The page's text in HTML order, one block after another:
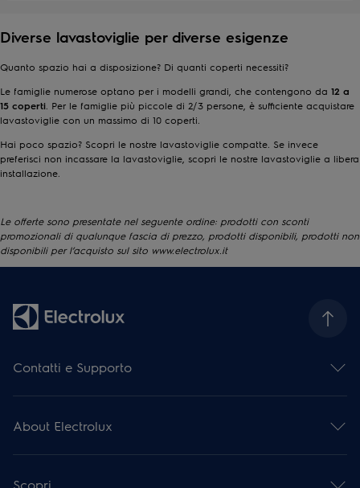
Diverse lavastoviglie per diverse esigenze
Quanto spazio hai a disposizione? Di quanti coperti necessiti?
Le famiglie numerose optano per i modelli grandi, che contengono da 12 a
15 coperti . Per le famiglie più piccole di 2/3 persone, è sufficiente acquistare
lavastoviglie con un massimo di 10 coperti.
Hai poco spazio? Scopri le nostre lavastoviglie compatte . Se invece
preferisci non incassare la lavastoviglie, scopri le nostre lavastoviglie a libera
installazione
Le offerte sono presentate nel seguente ordine: prodotti con sconti
promozionali di qualunque fascia di prezzo, prodotti disponibili, prodotti non
disponibili per l’acquisto sul sito www.electrolux.it
Contatti e Supporto
Iscriviti alla nostra newsletter
Facebook
Instagram
Assistenza e Riparazioni
About Electrolux
Stampa e notizie
Scopri